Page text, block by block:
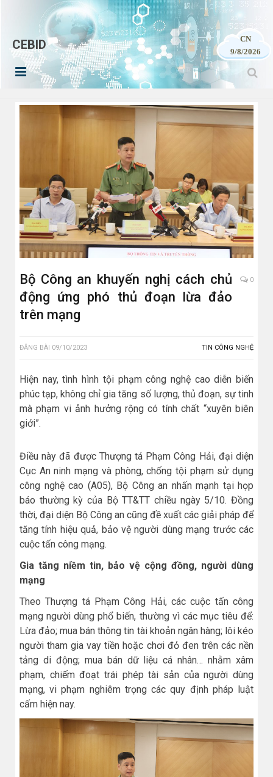
CEBID
CN
9/8/2026
Bộ Công an khuyến nghị cách chủ
động ứng phó thủ đoạn lừa đảo
trên mạng
0
ĐĂNG BÀI 09/10/2023 TIN CÔNG NGHỆ
Hiện nay, tình hình tội phạm công nghệ cao diễn biến
phúc tạp, không chỉ gia tăng số lượng, thủ đoạn, sự tinh
mà phạm vi ảnh hưởng rộng có tính chất “xuyên biên
giới”.
Điều này đã được Thượng tá Phạm Công Hải, đại diện
Cục An ninh mạng và phòng, chống tội phạm sử dụng
công nghệ cao (A05), Bộ Công an nhấn mạnh tại họp
báo thường kỳ của Bộ TT&TT chiều ngày 5/10. Đồng
thời, đại diện Bộ Công an cũng đề xuất các giải pháp để
tăng tính hiệu quả, bảo vệ người dùng mạng trước các
cuộc tấn công mạng.
Gia tăng niềm tin, bảo vệ cộng đồng, người dùng
mạng
Theo Thượng tá Phạm Công Hải, các cuộc tấn công
mạng người dùng phổ biến, thường vì các mục tiêu để:
Lừa đảo; mua bán thông tin tài khoản ngân hàng; lôi kéo
người tham gia vay tiền hoặc chơi đỏ đen trên các nền
tảng di động; mua bán dữ liệu cá nhân… nhằm xâm
phạm, chiếm đoạt trái phép tài sản của người dùng
mạng, vi phạm nghiêm trọng các quy định pháp luật
cấm hiện nay.